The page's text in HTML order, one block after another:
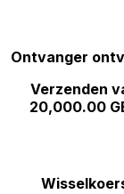
Ontvanger
Verzenden
20,000.00